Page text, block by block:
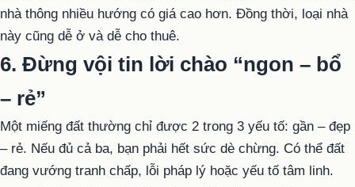
nhà thông nhiều hướng có giá cao hơn. Đồng thời, loại nhà
này cũng dễ ở và dễ cho thuê.
6. Đừng vội tin lời chào “ngon – bổ
– rẻ”
Một miếng đất thường chỉ được 2 trong 3 yếu tố: gần – đẹp
– rẻ. Nếu đủ cả ba, bạn phải hết sức dè chừng. Có thể đất
đang vướng tranh chấp, lỗi pháp lý hoặc yếu tố tâm linh.